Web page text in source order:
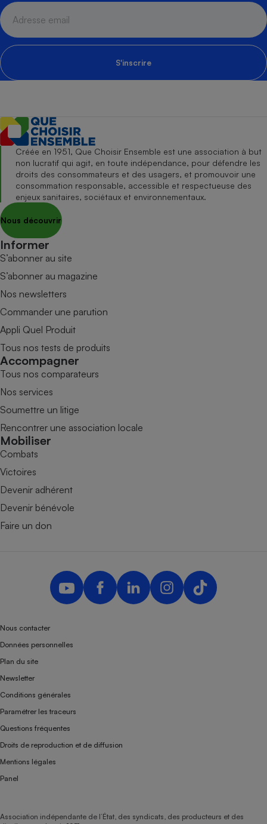
S'inscrire
Créée en 1951, Que Choisir Ensemble est une association à but
non lucratif qui agit, en toute indépendance, pour défendre les
droits des consommateurs et des usagers, et promouvoir une
consommation responsable, accessible et respectueuse des
enjeux sanitaires, sociétaux et environnementaux.
Nous découvrir
Informer
S’abonner au site
S’abonner au magazine
Nos newsletters
Commander une parution
Appli Quel Produit
Tous nos tests de produits
Accompagner
Tous nos comparateurs
Nos services
Soumettre un litige
Rencontrer une association locale
Mobiliser
Combats
Victoires
Devenir adhérent
Devenir bénévole
Faire un don
Nous contacter
Données personnelles
Plan du site
Newsletter
Conditions générales
Paramétrer les traceurs
Questions fréquentes
Droits de reproduction et de diffusion
Mentions légales
Panel
Association indépendante de l’État, des syndicats, des producteurs et des